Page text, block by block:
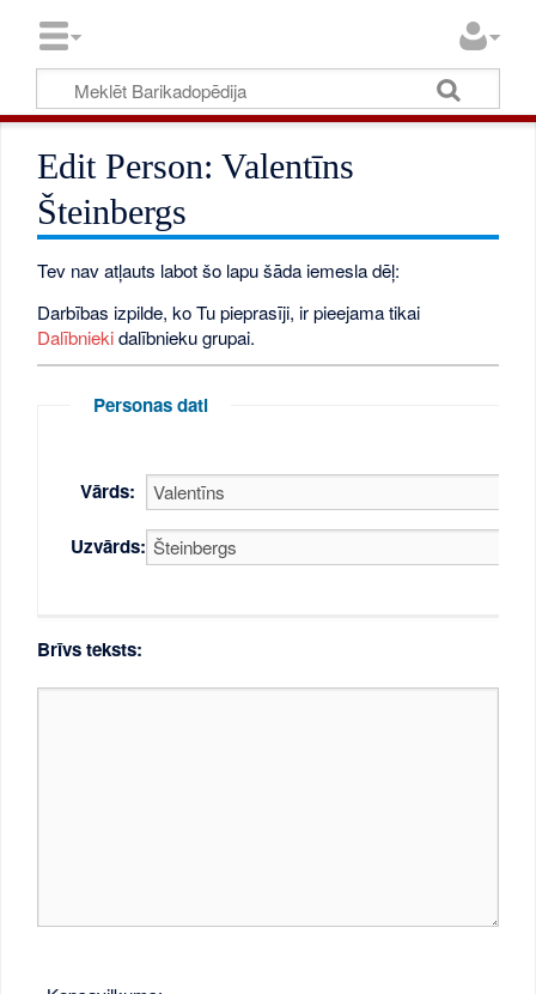
Edit Person: Valentīns
Šteinbergs
Tev nav atļauts labot šo lapu šāda iemesla dēļ:
Darbības izpilde, ko Tu pieprasīji, ir pieejama tikai
Dalībniekidalībnieku grupai.
Personas dati
Vārds:
Uzvārds:
Brīvs teksts: